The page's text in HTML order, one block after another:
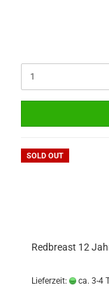
SOLD OUT
Redbreast 12
Lieferzeit: ca. 3-4